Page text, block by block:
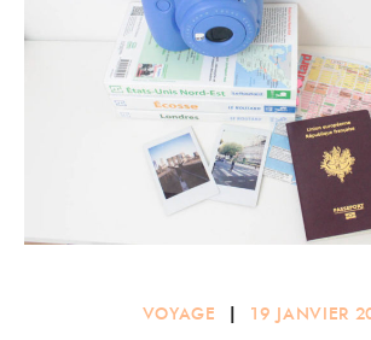
VOYAGE | 19 JANVIER